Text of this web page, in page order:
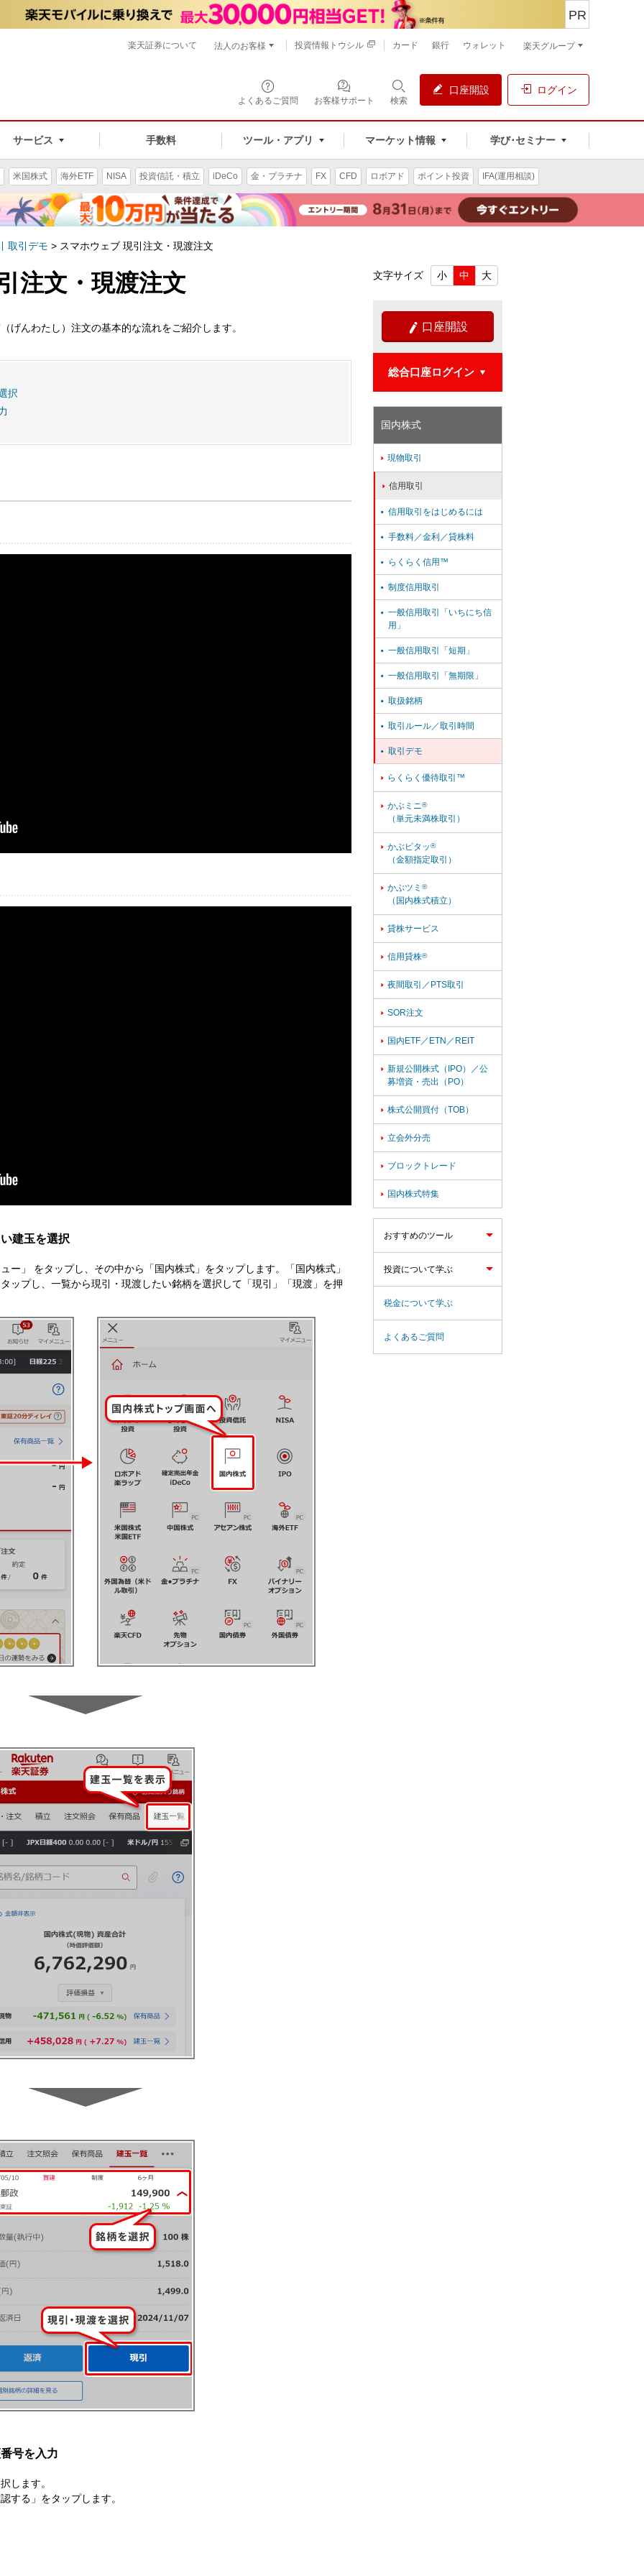
よくあるご質問 お客様サポート 検索
口座開設 ログイン
サービス 手数料 ツール・アプリ マーケット情報 学び･セミナー
PR
楽天証券について 法人のお客様 投資情報トウシル カード 銀行 ウォレット 楽天グループ
米国株式 海外ETF NISA 投資信託・積立 iDeCo 金・プラチナ FX CFD ロボアド ポイント投資 IFA(運用相談)
取引デモ > スマホウェブ 現引注文・現渡注文
注文・現渡注文
げんわたし）注文の基本的な流れをご紹介します。
択
建玉を選択
ー」 をタップし、その中から「国内株式」をタップします。「国内株式」
ップし、一覧から現引・現渡したい銘柄を選択して「現引」「現渡」を押
号を入力
します。
する」をタップします。
文字サイズ 小 中 大
 口座開設
総合口座ログイン
国内株式
 現物取引
 信用取引
 信用取引をはじめるには
 手数料／金利／貸株料
 らくらく信用™
 制度信用取引
 一般信用取引「いちにち信
用」
 一般信用取引「短期」
 一般信用取引「無期限」
 取扱銘柄
 取引ルール／取引時間
 取引デモ
 らくらく優待取引™
 かぶミニ®
（単元未満株取引）
 かぶピタッ®
（金額指定取引）
 かぶツミ®
（国内株式積立）
 貸株サービス
 信用貸株®
 夜間取引／PTS取引
 SOR注文
 国内ETF／ETN／REIT
 新規公開株式（IPO）／公
募増資・売出（PO）
 株式公開買付（TOB）
 立会外分売
 ブロックトレード
 国内株式特集
おすすめのツール
投資について学ぶ
税金について学ぶ
よくあるご質問